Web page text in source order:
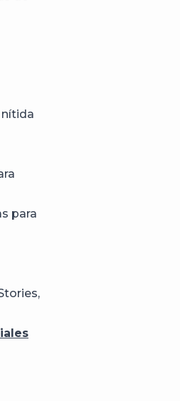
nítida
para